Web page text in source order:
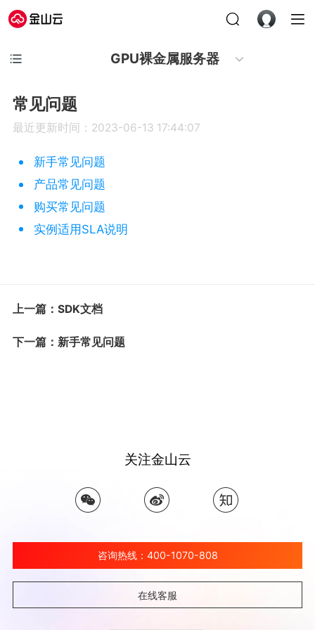
GPU裸金属服务器
常见问题
最近更新时间：2023-06-13 17:44:07
新手常见问题
产品常见问题
购买常见问题
实例适用SLA说明
上一篇：SDK文档
下一篇：新手常见问题
关注金山云
咨询热线：400-1070-808
在线客服